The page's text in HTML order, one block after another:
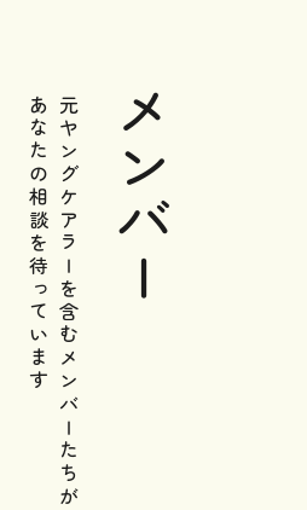
メンバー
元ヤングケアラーを含むメンバーたちが
あなたの相談を待っています